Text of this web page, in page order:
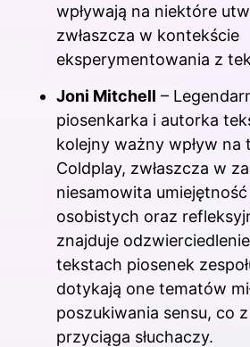
wpływają na niektóre
zwłaszcza w kontekście
eksperymentowania z
Joni Mitchell –
piosenkarka i autorka
kolejny ważny wpływ na
Coldplay, zwłaszcza w
niesamowita
osobistych oraz
znajduje
tekstach piosenek
dotykają one tematów
poszukiwania sensu, co
przyciąga słuchaczy.